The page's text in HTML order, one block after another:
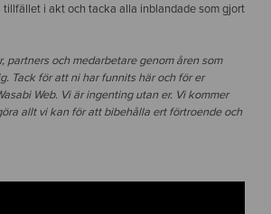
tillfället i akt och tacka alla inblandade som gjort
partners och medarbetare genom åren som
Tack för att ni har funnits här och för er
Web. Vi är ingenting utan er. Vi kommer
allt vi kan för att bibehålla ert förtroende och